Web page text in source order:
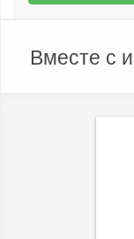
Вместе с